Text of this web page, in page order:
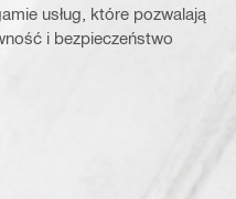
usług, które pozwalają
i bezpieczeństwo